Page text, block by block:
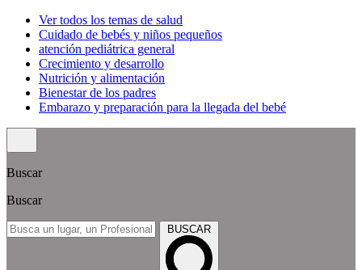
Ver todos los temas de salud
Cuidado de bebés y niños pequeños
atención pediátrica general
Crecimiento y desarrollo
Nutrición y alimentación
Bienestar de los padres
Embarazo y preparación para la llegada del bebé
Buscar
Buscar
BUSCAR